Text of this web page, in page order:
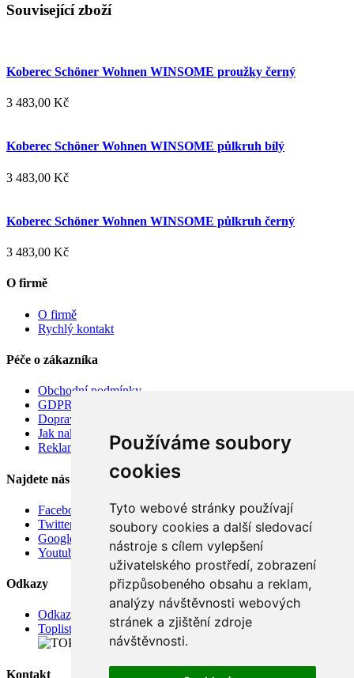
Používáme soubory
cookies
Tyto webové stránky používají
soubory cookies a další sledovací
nástroje s cílem vylepšení
uživatelského prostředí, zobrazení
přizpůsobeného obsahu a reklam,
analýzy návštěvnosti webových
stránek a zjištění zdroje
návštěvnosti.
Související zboží
Koberec Schöner Wohnen WINSOME proužky černý
3 483,00 Kč
Koberec Schöner Wohnen WINSOME půlkruh bílý
3 483,00 Kč
Koberec Schöner Wohnen WINSOME půlkruh černý
3 483,00 Kč
O firmě
O firmě
Rychlý kontakt
Péče o zákazníka
Obchodní podmínky
GDPR
Doprava
Jak nakupovat
Reklamace
Najdete nás
Facebook
Twitter
Google
Youtube
Odkazy
Odkazy
Toplist
Kontakt